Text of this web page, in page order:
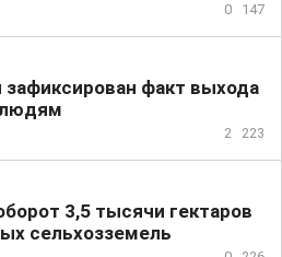
0 147
зафиксирован факт выхода
людям
2 223
3,5 тысячи гектаров
сельхозземель